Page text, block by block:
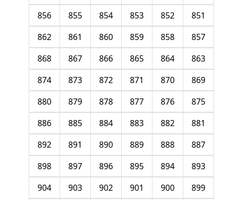
851
852
853
854
855
856
857
858
859
860
861
862
863
864
865
866
867
868
869
870
871
872
873
874
875
876
877
878
879
880
881
882
883
884
885
886
887
888
889
890
891
892
893
894
895
896
897
898
899
900
901
902
903
904